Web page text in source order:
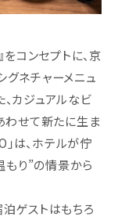
コンセプトに、京
ネチャーメニュ
カジュアルなビ
わせて新たに生ま
は、ホテルが佇
り”の情景から
ゲストはもちろ